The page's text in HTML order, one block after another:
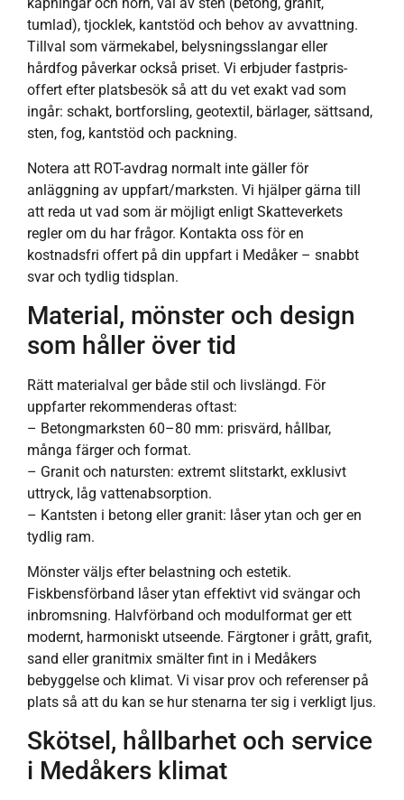
kapningar och hörn, val av sten (betong, granit,
tumlad), tjocklek, kantstöd och behov av avvattning.
Tillval som värmekabel, belysningsslangar eller
hårdfog påverkar också priset. Vi erbjuder fastpris-
offert efter platsbesök så att du vet exakt vad som
ingår: schakt, bortforsling, geotextil, bärlager, sättsand,
sten, fog, kantstöd och packning.
Notera att ROT-avdrag normalt inte gäller för
anläggning av uppfart/marksten. Vi hjälper gärna till
att reda ut vad som är möjligt enligt Skatteverkets
regler om du har frågor. Kontakta oss för en
kostnadsfri offert på din uppfart i Medåker – snabbt
svar och tydlig tidsplan.
Material, mönster och design
som håller över tid
Rätt materialval ger både stil och livslängd. För
uppfarter rekommenderas oftast:
– Betongmarksten 60–80 mm: prisvärd, hållbar,
många färger och format.
– Granit och natursten: extremt slitstarkt, exklusivt
uttryck, låg vattenabsorption.
– Kantsten i betong eller granit: låser ytan och ger en
tydlig ram.
Mönster väljs efter belastning och estetik.
Fiskbensförband låser ytan effektivt vid svängar och
inbromsning. Halvförband och modulformat ger ett
modernt, harmoniskt utseende. Färgtoner i grått, grafit,
sand eller granitmix smälter fint in i Medåkers
bebyggelse och klimat. Vi visar prov och referenser på
plats så att du kan se hur stenarna ter sig i verkligt ljus.
Skötsel, hållbarhet och service
i Medåkers klimat